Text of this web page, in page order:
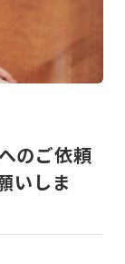
のご依頼
いしま